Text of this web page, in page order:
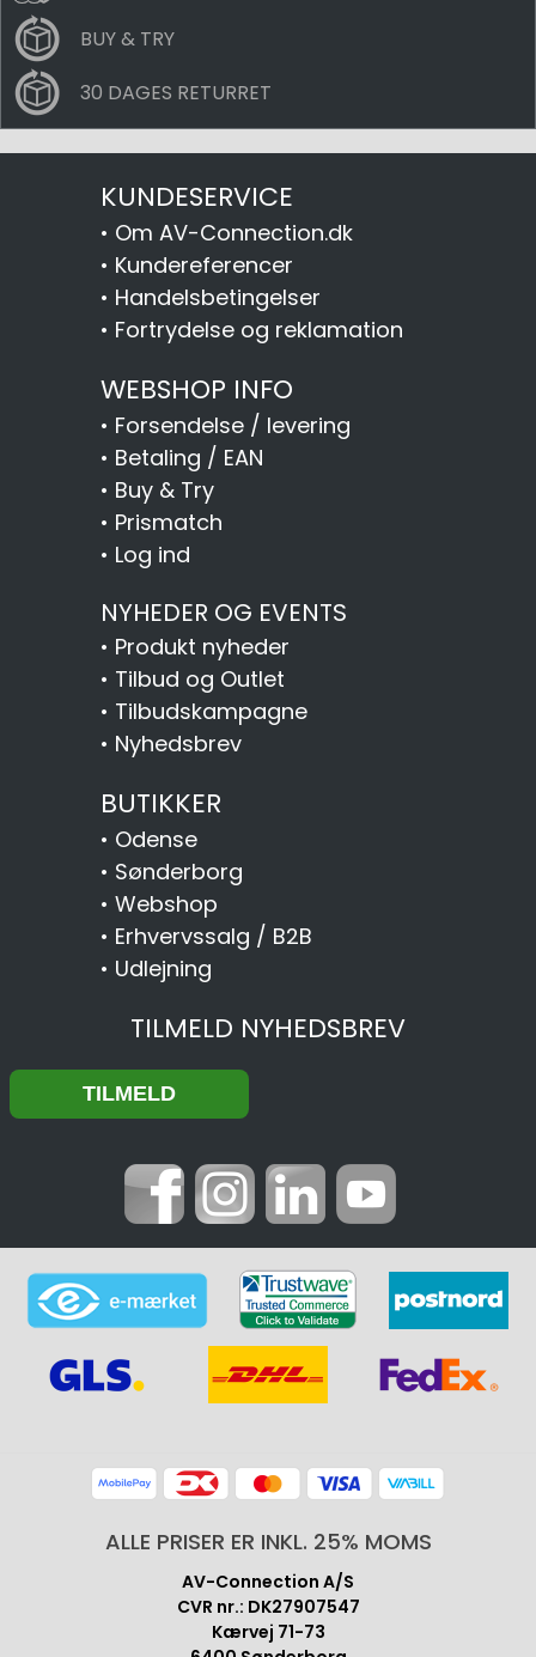
BUY & TRY
30 DAGES RETURRET
KUNDESERVICE
• Om AV-Connection.dk
• Kundereferencer
• Handelsbetingelser
• Fortrydelse og reklamation
WEBSHOP INFO
• Forsendelse / levering
• Betaling / EAN
• Buy & Try
• Prismatch
• Log ind
NYHEDER OG EVENTS
• Produkt nyheder
• Tilbud og Outlet
• Tilbudskampagne
• Nyhedsbrev
BUTIKKER
• Odense
• Sønderborg
• Webshop
• Erhvervssalg / B2B
• Udlejning
TILMELD NYHEDSBREV
ALLE PRISER ER INKL. 25% MOMS
AV-Connection A/S
CVR nr.: DK27907547
Kærvej 71-73